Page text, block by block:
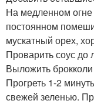
На медленном огне
постоянном
мускатный орех,
Проварить соус до
Выложить
Прогреть 1-2
свежей зеленью.